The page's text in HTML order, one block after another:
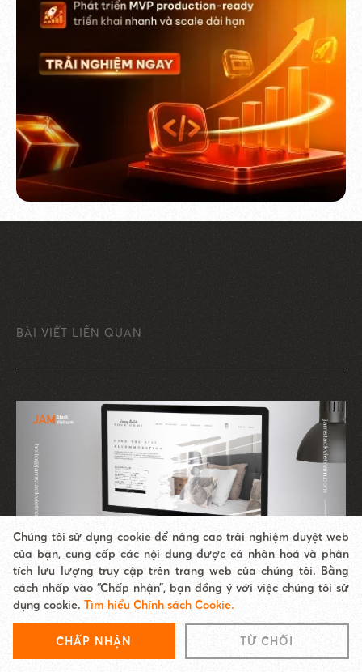
BÀI VIẾT LIÊN QUAN
THIẾT KẾ WEBSITE
Thiết kế website nội thất chuyên nghiệp, chuẩn
Nhanh tay tìm hiểu ngay dịch vụ thiết kế website nội
Chúng tôi sử dụng cookie để nâng cao trải nghiệm duyệt web
của bạn, cung cấp các nội dung được cá nhân hoá và phân
tích lưu lượng truy cập trên trang web của chúng tôi. Bằng
cách nhấp vào “Chấp nhận”, bạn đồng ý với việc chúng tôi sử
dụng cookie. Tìm hiểu Chính sách Cookie.
CHẤP NHẬN TỪ CHỐI